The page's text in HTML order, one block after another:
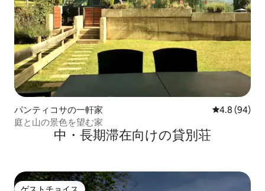
パンティコサの一軒家 レビュー94
4.8 (94)
庭と山の景色を望む家
中・長期滞在向けの貸別荘